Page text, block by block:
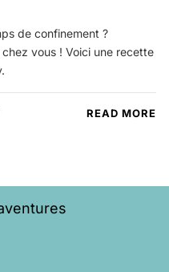
de confinement ?
vous ! Voici une recette
READ MORE